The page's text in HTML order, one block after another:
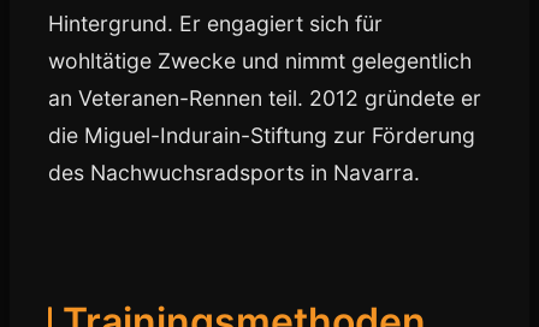
Hintergrund. Er engagiert sich für
wohltätige Zwecke und nimmt gelegentlich
an Veteranen-Rennen teil. 2012 gründete er
die Miguel-Indurain-Stiftung zur Förderung
des Nachwuchsradsports in Navarra.